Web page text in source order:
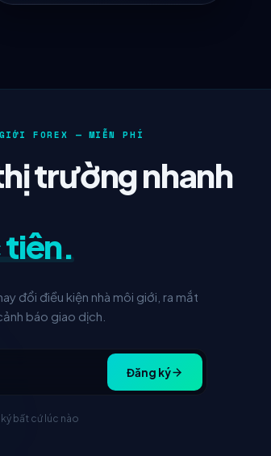
FOREX — MIỄN PHÍ
trường nhanh
đổi điều kiện nhà môi giới, ra mắt
báo giao dịch.
Đăng ký
ký bất cứ lúc nào